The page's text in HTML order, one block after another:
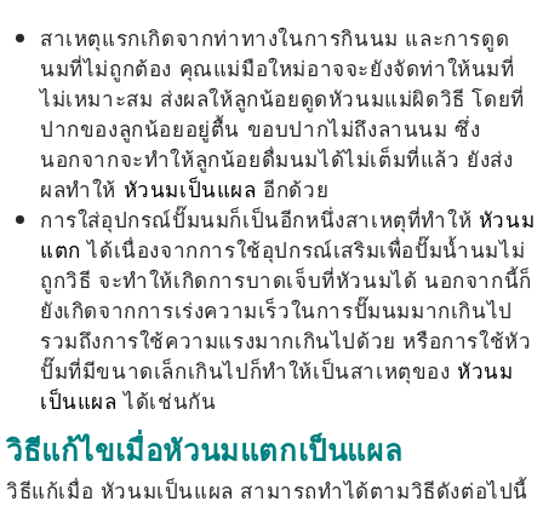
สาเหตุแรกเกิดจากท่าทางในการกินนม และการดูด
นมที่ไม่ถูกต้อง คุณแม่มือใหม่อาจจะยังจัดท่าให้นมที่
ไม่เหมาะสม ส่งผลให้ลูกน้อยดูดหัวนมแม่ผิดวิธี โดยที่
ปากของลูกน้อยอยู่ตื้น ขอบปากไม่ถึงลานนม ซึ่ง
นอกจากจะทำให้ลูกน้อยดื่มนมได้ไม่เต็มที่แล้ว ยังส่ง
ผลทำให้ หัวนมเป็นแผล อีกด้วย
การใส่อุปกรณ์ปั๊มนมก็เป็นอีกหนึ่งสาเหตุที่ทำให้ หัวนม
แตกได้เนื่องจากการใช้อุปกรณ์เสริมเพื่อปั๊มน้ำนมไม่
ถูกวิธี จะทำให้เกิดการบาดเจ็บที่หัวนมได้ นอกจากนี้ก็
ยังเกิดจากการเร่งความเร็วในการปั๊มนมมากเกินไป
รวมถึงการใช้ความแรงมากเกินไปด้วย หรือการใช้หัว
ปั๊มที่มีขนาดเล็กเกินไปก็ทำให้เป็นสาเหตุของ หัวนม
เป็นแผล ได้เช่นกัน
วิธีแก้ไขเมื่อหัวนมแตกเป็นแผล
วิธีแก้เมื่อ หัวนมเป็นแผล สามารถทำได้ตามวิธีดังต่อไปนี้